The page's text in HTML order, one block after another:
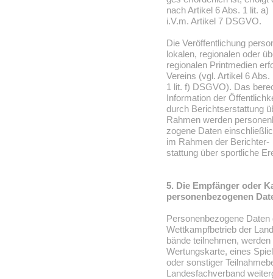
nach Artikel 6 Abs. 1 lit. a)
i.V.m. Artikel 7 DSGVO.
Die Veröffentlichung
lokalen, regionalen oder
regionalen Printmedien
Vereins (vgl. Artikel 6 Abs.
1 lit. f) DSGVO). Das
Information der
durch Berichtserstattung
Rahmen werden
zogene Daten
im Rahmen der Berichter-
stattung über sportliche
5. Die Empfänger oder
personenbezogenen
Personenbezogene
Wettkampfbetrieb der
bände teilnehmen,
Wertungskarte, eines
oder sonstiger
Landesfachverband